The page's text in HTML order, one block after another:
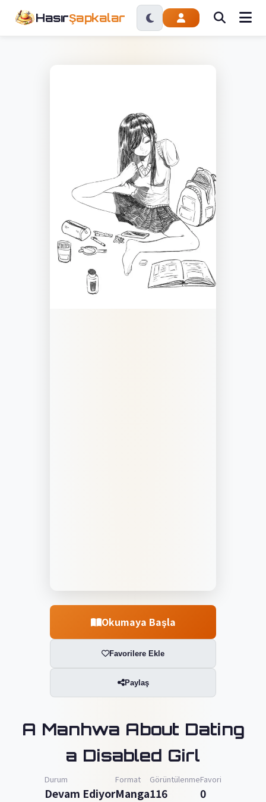
HasırŞapkalar
Okumaya Başla
Favorilere Ekle
Paylaş
A Manhwa About Dating
a Disabled Girl
Durum
Devam Ediyor
Format
Manga
Görüntülenme
116
Favori
0